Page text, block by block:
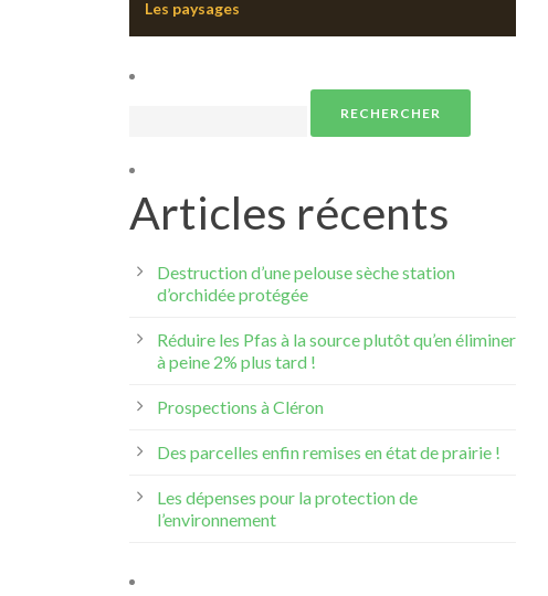
Les paysages
Articles récents
Destruction d’une pelouse sèche station
d’orchidée protégée
Réduire les Pfas à la source plutôt qu’en éliminer
à peine 2% plus tard !
Prospections à Cléron
Des parcelles enfin remises en état de prairie !
Les dépenses pour la protection de
l’environnement